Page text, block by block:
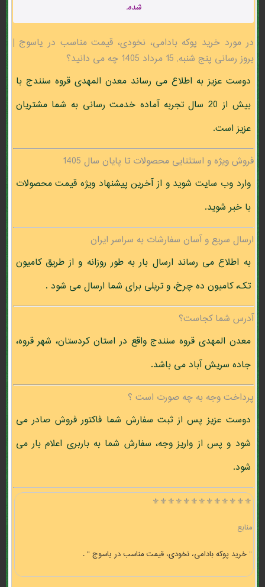
شده.
در مورد خرید پوکه بادامی، نخودی، قیمت مناسب در ياسوج |
بروز رسانی پنج شنبه, 15 مرداد 1405 چه می دانید؟
دوست عزیز به اطلاع می رساند معدن المهدی قروه سنندج با
بیش از 20 سال تجربه آماده خدمت رسانی به شما مشتریان
عزیز است.
فروش ویژه و استثنایی محصولات تا پایان سال 1405
وارد وب سایت شوید و از آخرین پیشنهاد ویژه قیمت محصولات
با خبر شوید.
ارسال سریع و آسان سفارشات به سراسر ایران
به اطلاع می رساند ارسال بار به طور روزانه و از طریق کامیون
تک، کامیون ده چرخ، و تریلی برای شما ارسال می شود .
آدرس شما کجاست؟
معدن المهدی قروه سنندج واقع در استان کردستان، شهر قروه،
جاده سریش آباد می باشد.
پرداخت وجه به چه صورت است ؟
دوست عزیز پس از ثبت سفارش شما فاکتور فروش صادر می
شود و پس از واریز وجه، سفارش شما به باربری اعلام بار می
شود.
⚜️⚜️⚜️⚜️⚜️⚜️⚜️⚜️⚜️⚜️⚜️⚜️⚜️
منابع
" خرید پوکه بادامی، نخودی، قیمت مناسب در ياسوج " .